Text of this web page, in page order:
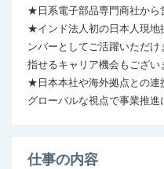
★日系電子部品専門商社から
★インド法人初の日本人現地
ンバーとしてご活躍いただ
指せるキャリア機会もござい
★日本本社や海外拠点との連
グローバルな視点で事業推進
仕事の内容